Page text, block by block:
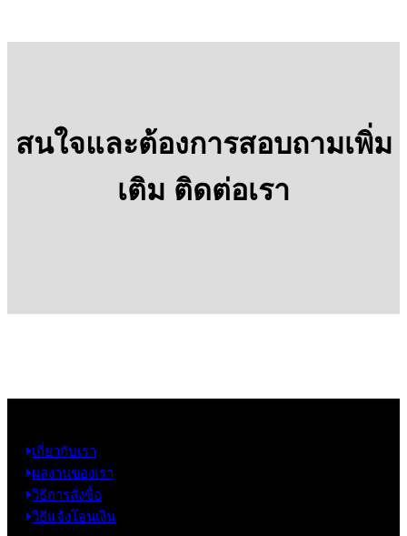
สนใจและต้องการสอบถามเพิ่ม
เติม ติดต่อเรา
เกี่ยวกับเรา
ผลงานของเรา
วิธีการสั่งซื้อ
วิธีแจ้งโอนเงิน